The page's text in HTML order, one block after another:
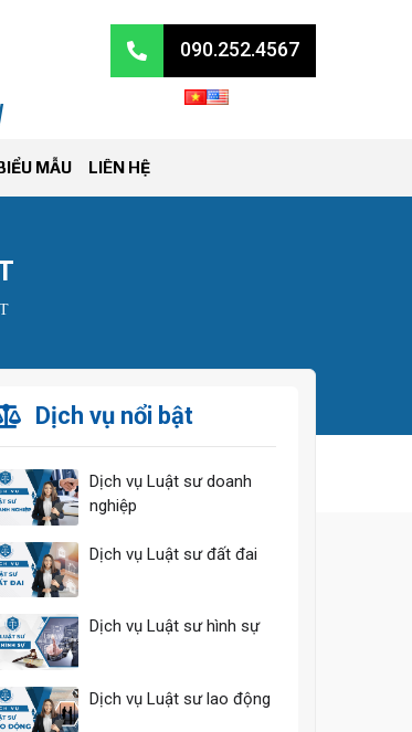
090.252.4567
MẪU LIÊN HỆ
Dịch vụ nổi bật
Dịch vụ Luật sư doanh
nghiệp
Dịch vụ Luật sư đất đai
Dịch vụ Luật sư hình sự
Dịch vụ Luật sư lao động